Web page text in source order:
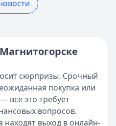
МФО на официальном
году в России взять
актуальная
г.
на карту: свежая
сюрпризы. Срочный
покупка или
все это требует
вопросов.
выход в онлайн-